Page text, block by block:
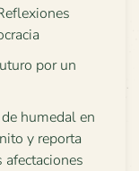
por un
humedal en
y reporta